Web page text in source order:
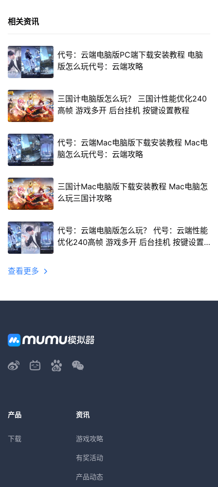
相关资讯
代号：云端电脑版PC端下载安装教程 电脑
版怎么玩代号：云端攻略
三国计电脑版怎么玩？ 三国计性能优化240
高帧 游戏多开 后台挂机 按键设置教程
代号：云端Mac电脑版下载安装教程 Mac电
脑怎么玩代号：云端攻略
三国计Mac电脑版下载安装教程 Mac电脑怎
么玩三国计攻略
代号：云端电脑版怎么玩？ 代号：云端性能
优化240高帧 游戏多开 后台挂机 按键设置
查看更多
产品
下载
资讯
游戏攻略
有奖活动
产品动态